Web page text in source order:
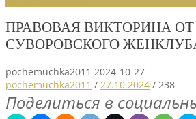
ПРАВОВАЯ ВИКТОРИНА ОТ
СУВОРОВСКОГО
pochemuchka2011 2024-10-27
pochemuchka2011 / 27.10.2024 / 238
Поделиться в